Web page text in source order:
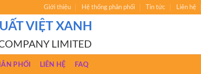
Giới thiệu Hệ thống phân phối Tin tức Liên hệ
VIỆT XANH
LIMITED
PHỐI LIÊN HỆ FAQ